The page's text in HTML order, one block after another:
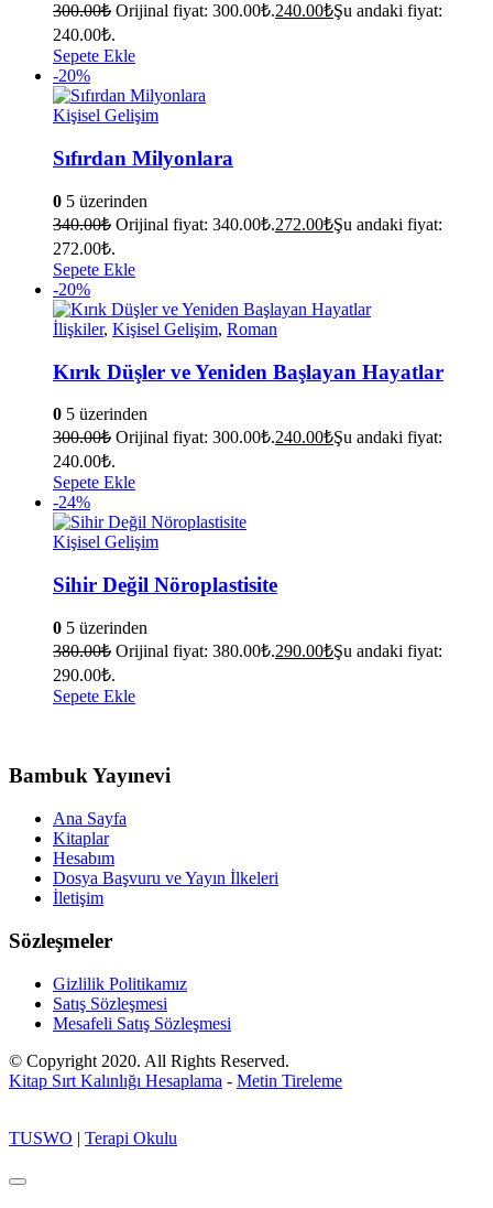
300.00₺ Orijinal fiyat: 300.00₺.240.00₺Şu andaki fiyat:
240.00₺.
Sepete Ekle
-20%
Kişisel Gelişim
Sıfırdan Milyonlara
0 5 üzerinden
340.00₺ Orijinal fiyat: 340.00₺.272.00₺Şu andaki fiyat:
272.00₺.
Sepete Ekle
-20%
İlişkiler, Kişisel Gelişim, Roman
Kırık Düşler ve Yeniden Başlayan Hayatlar
0 5 üzerinden
300.00₺ Orijinal fiyat: 300.00₺.240.00₺Şu andaki fiyat:
240.00₺.
Sepete Ekle
-24%
Kişisel Gelişim
Sihir Değil Nöroplastisite
0 5 üzerinden
380.00₺ Orijinal fiyat: 380.00₺.290.00₺Şu andaki fiyat:
290.00₺.
Sepete Ekle
Bambuk Yayınevi
Ana Sayfa
Kitaplar
Hesabım
Dosya Başvuru ve Yayın İlkeleri
İletişim
Sözleşmeler
Gizlilik Politikamız
Satış Sözleşmesi
Mesafeli Satış Sözleşmesi
© Copyright 2020. All Rights Reserved.
Kitap Sırt Kalınlığı Hesaplama - Metin Tireleme
TUSWO | Terapi Okulu